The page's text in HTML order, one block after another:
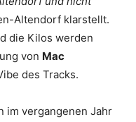
Altendorf klarstellt.
die Kilos werden
von Mac
des Tracks.
im vergangenen Jahr